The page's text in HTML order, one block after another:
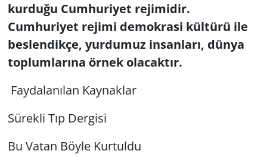
kurduğu Cumhuriyet rejimidir.
Cumhuriyet rejimi demokrasi kültürü ile
beslendikçe, yurdumuz insanları, dünya
toplumlarına örnek olacaktır.
Faydalanılan Kaynaklar
Sürekli Tıp Dergisi
Bu Vatan Böyle Kurtuldu